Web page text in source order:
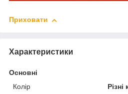
Приховати
Характеристики
Основні
Колір